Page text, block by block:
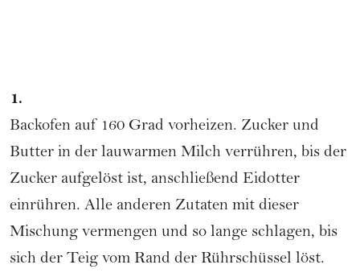
1.
Backofen auf 160 Grad vorheizen. Zucker und
Butter in der lauwarmen Milch verrühren, bis der
Zucker aufgelöst ist, anschließend Eidotter
einrühren. Alle anderen Zutaten mit dieser
Mischung vermengen und so lange schlagen, bis
sich der Teig vom Rand der Rührschüssel löst.